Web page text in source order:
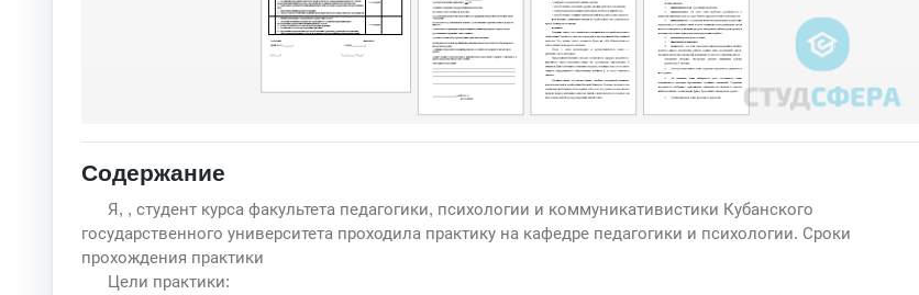
Содержание
Я, , студент курса факультета педагогики, психологии и коммуникативистики Кубанского
государственного университета проходила практику на кафедре педагогики и психологии. Сроки
прохождения практики
Цели практики: